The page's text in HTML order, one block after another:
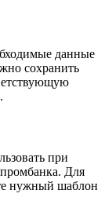
данные
сохранить
при
Для
нужный шаблон